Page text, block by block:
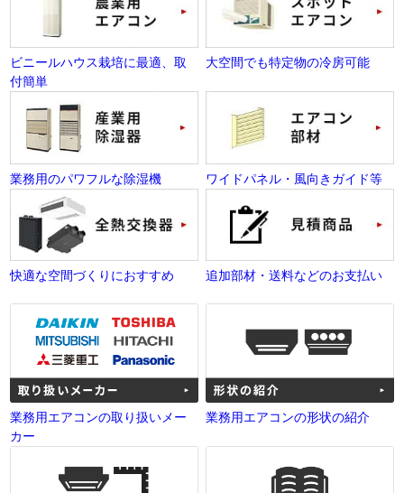
ビニールハウス栽培に最適、取
付簡単
大空間でも特定物の冷房可能
業務用のパワフルな除湿機 ワイドパネル・風向きガイド等
快適な空間づくりにおすすめ 追加部材・送料などのお支払い
業務用エアコンの取り扱いメー
カー
業務用エアコンの形状の紹介